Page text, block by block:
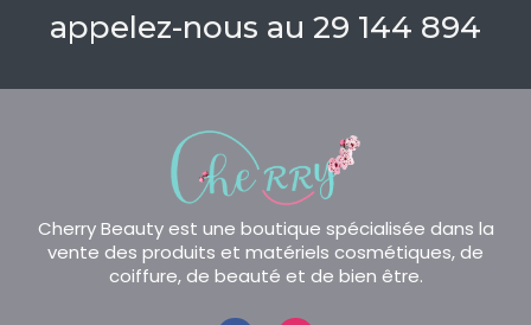
appelez-nous au 29 144 894
Cherry Beauty est une boutique spécialisée dans la
vente des produits et matériels cosmétiques, de
coiffure, de beauté et de bien être.